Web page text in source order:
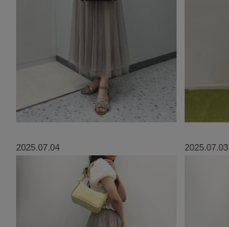
2025.07.04 2025.07.03